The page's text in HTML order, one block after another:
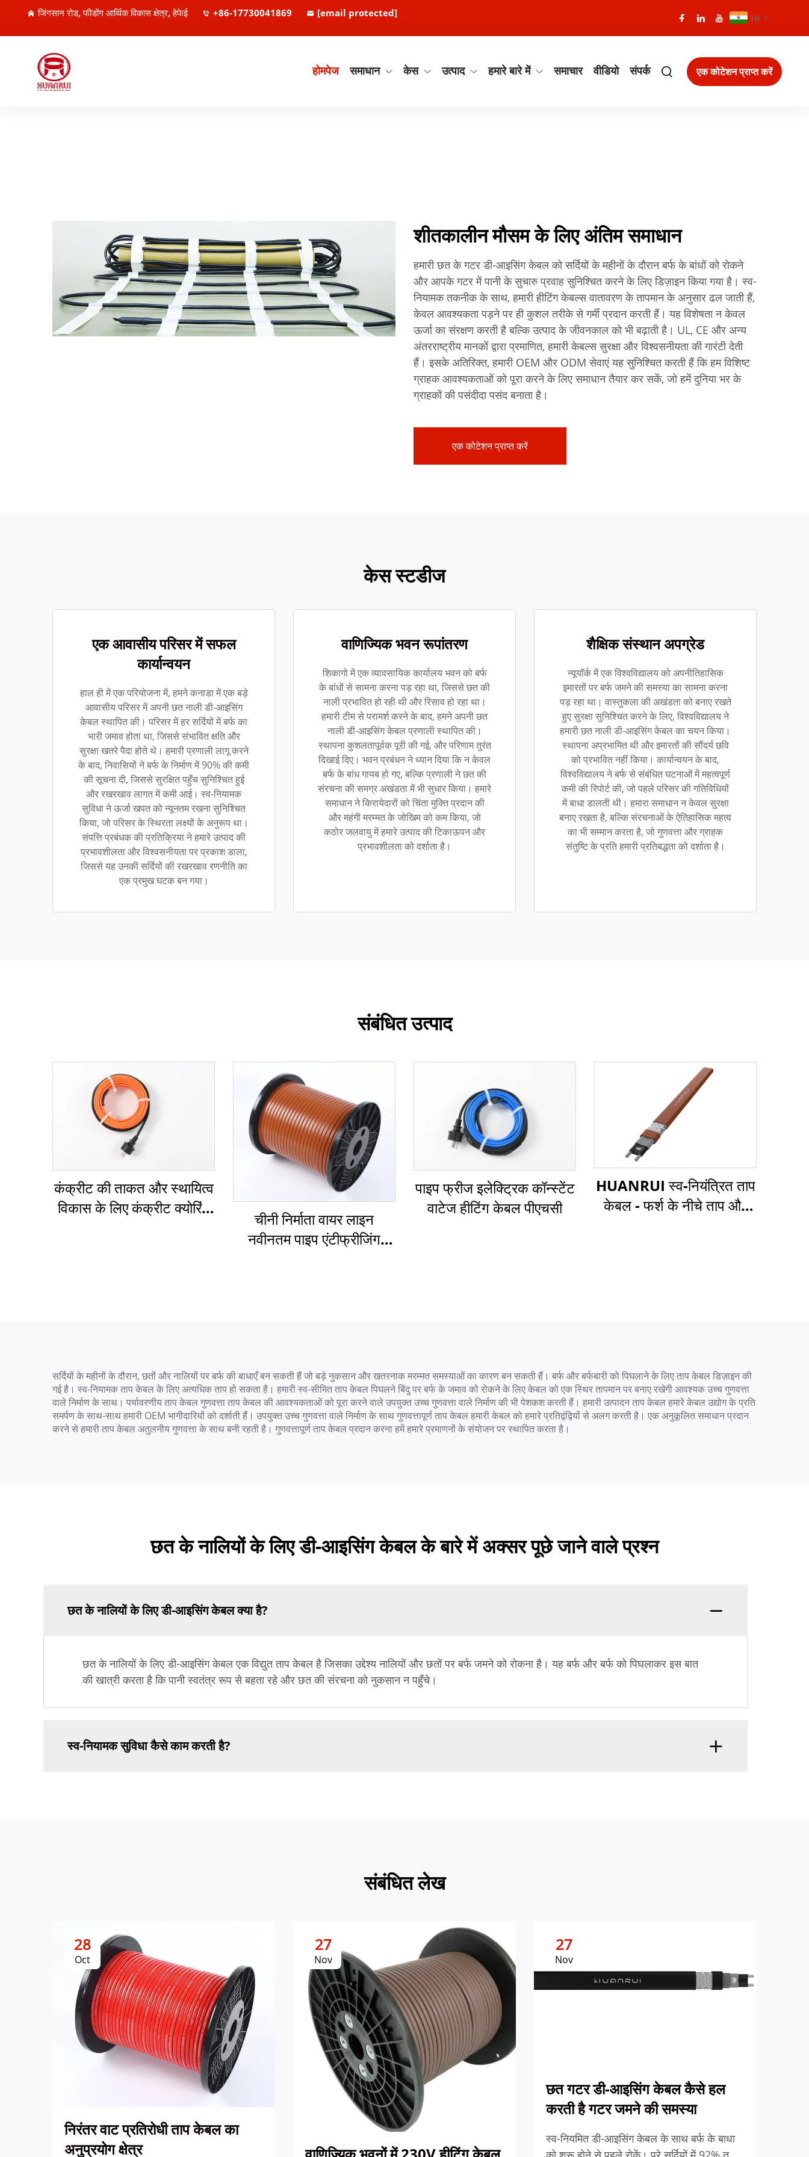
जिंगसान रोड, फीडोंग आर्थिक विकास क्षेत्र, हेफेई +86-17730041869 [email protected] HI
होमपेज समाधान केस उत्पाद हमारे बारे में समाचार वीडियो संपर्क एक कोटेशन प्राप्त करें
शीतकालीन मौसम के लिए अंतिम समाधान
हमारी छत के गटर डी-आइसिंग केबल को सर्दियों के महीनों के दौरान बर्फ के बांधों को रोकने
और आपके गटर में पानी के सुचारु प्रवाह सुनिश्चित करने के लिए डिज़ाइन किया गया है। स्व-
नियामक तकनीक के साथ, हमारी हीटिंग केबल्स वातावरण के तापमान के अनुसार ढल जाती हैं,
केवल आवश्यकता पड़ने पर ही कुशल तरीके से गर्मी प्रदान करती हैं। यह विशेषता न केवल
ऊर्जा का संरक्षण करती है बल्कि उत्पाद के जीवनकाल को भी बढ़ाती है। UL, CE और अन्य
अंतरराष्ट्रीय मानकों द्वारा प्रमाणित, हमारी केबल्स सुरक्षा और विश्वसनीयता की गारंटी देती
हैं। इसके अतिरिक्त, हमारी OEM और ODM सेवाएं यह सुनिश्चित करती हैं कि हम विशिष्ट
ग्राहक आवश्यकताओं को पूरा करने के लिए समाधान तैयार कर सकें, जो हमें दुनिया भर के
ग्राहकों की पसंदीदा पसंद बनाता है।
एक कोटेशन प्राप्त करें
केस स्टडीज
एक आवासीय परिसर में सफल
कार्यान्वयन
हाल ही में एक परियोजना में, हमने कनाडा में एक बड़े
आवासीय परिसर में अपनी छत नाली डी-आइसिंग
केबल स्थापित की। परिसर में हर सर्दियों में बर्फ का
भारी जमाव होता था, जिससे संभावित क्षति और
सुरक्षा खतरे पैदा होते थे। हमारी प्रणाली लागू करने
के बाद, निवासियों ने बर्फ के निर्माण में 90% की कमी
की सूचना दी, जिससे सुरक्षित पहुँच सुनिश्चित हुई
और रखरखाव लागत में कमी आई। स्व-नियामक
सुविधा ने ऊर्जा खपत को न्यूनतम रखना सुनिश्चित
किया, जो परिसर के स्थिरता लक्ष्यों के अनुरूप था।
संपत्ति प्रबंधक की प्रतिक्रिया ने हमारे उत्पाद की
प्रभावशीलता और विश्वसनीयता पर प्रकाश डाला,
जिससे यह उनकी सर्दियों की रखरखाव रणनीति का
एक प्रमुख घटक बन गया।
वाणिज्यिक भवन रूपांतरण
शिकागो में एक व्यावसायिक कार्यालय भवन को बर्फ
के बांधों से सामना करना पड़ रहा था, जिससे छत की
नाली प्रभावित हो रही थी और रिसाव हो रहा था।
हमारी टीम से परामर्श करने के बाद, हमने अपनी छत
नाली डी-आइसिंग केबल प्रणाली स्थापित की।
स्थापना कुशलतापूर्वक पूरी की गई, और परिणाम तुरंत
दिखाई दिए। भवन प्रबंधन ने ध्यान दिया कि न केवल
बर्फ के बांध गायब हो गए, बल्कि प्रणाली ने छत की
संरचना की समग्र अखंडता में भी सुधार किया। हमारे
समाधान ने किरायेदारों को चिंता मुक्ति प्रदान की
और महंगी मरम्मत के जोखिम को कम किया, जो
कठोर जलवायु में हमारे उत्पाद की टिकाऊपन और
प्रभावशीलता को दर्शाता है।
शैक्षिक संस्थान अपग्रेड
न्यूयॉर्क में एक विश्वविद्यालय को अपनीतिहासिक
इमारतों पर बर्फ जमने की समस्या का सामना करना
पड़ रहा था। वास्तुकला की अखंडता को बनाए रखते
हुए सुरक्षा सुनिश्चित करने के लिए, विश्वविद्यालय ने
हमारी छत नाली डी-आइसिंग केबल का चयन किया।
स्थापना अप्रभामित थी और इमारतों की सौंदर्य छवि
को प्रभावित नहीं किया। कार्यान्वयन के बाद,
विश्वविद्यालय ने बर्फ से संबंधित घटनाओं में महत्वपूर्ण
कमी की रिपोर्ट की, जो पहले परिसर की गतिविधियों
में बाधा डालती थी। हमारा समाधान न केवल सुरक्षा
बनाए रखता है, बल्कि संरचनाओं के ऐतिहासिक महत्व
का भी सम्मान करता है, जो गुणवत्ता और ग्राहक
संतुष्टि के प्रति हमारी प्रतिबद्धता को दर्शाता है।
संबंधित उत्पाद
कंक्रीट की ताकत और स्थायित्व
विकास के लिए कंक्रीट क्योरिंग
चीनी निर्माता वायर लाइन
नवीनतम पाइप एंटीफ्रीजिंग
पाइप फ्रीज इलेक्ट्रिक कॉन्स्टेंट
वाटेज हीटिंग केबल पीएचसी
HUANRUI स्व-नियंत्रित ताप
केबल - फर्श के नीचे ताप और
सर्दियों के महीनों के दौरान, छतों और नालियों पर बर्फ की बाधाएँ बन सकती हैं जो बड़े नुकसान और खतरनाक मरम्मत समस्याओं का कारण बन सकती हैं। बर्फ और बर्फबारी को पिघलाने के लिए ताप केबल डिज़ाइन की
गई है। स्व-नियामक ताप केबल के लिए अत्यधिक ताप हो सकता है। हमारी स्व-सीमित ताप केबल पिघलने बिंदु पर बर्फ के जमाव को रोकने के लिए केबल को एक स्थिर तापमान पर बनाए रखेगी आवश्यक उच्च गुणवत्ता
वाले निर्माण के साथ। पर्यावरणीय ताप केबल गुणवत्ता ताप केबल की आवश्यकताओं को पूरा करने वाले उपयुक्त उच्च गुणवत्ता वाले निर्माण की भी पेशकश करती हैं। हमारी उत्पादन ताप केबल हमारे केबल उद्योग के प्रति
समर्पण के साथ-साथ हमारी OEM भागीदारियों को दर्शाती हैं। उपयुक्त उच्च गुणवत्ता वाले निर्माण के साथ गुणवत्तापूर्ण ताप केबल हमारी केबल को हमारे प्रतिद्वंद्वियों से अलग करती है। एक अनुकूलित समाधान प्रदान
करने से हमारी ताप केबल अतुलनीय गुणवत्ता के साथ बनी रहती है। गुणवत्तापूर्ण ताप केबल प्रदान करना हमें हमारे प्रमाणनों के संयोजन पर स्थापित करता है।
छत के नालियों के लिए डी-आइसिंग केबल के बारे में अक्सर पूछे जाने वाले प्रश्न
छत के नालियों के लिए डी-आइसिंग केबल क्या है?
छत के नालियों के लिए डी-आइसिंग केबल एक विद्युत ताप केबल है जिसका उद्देश्य नालियों और छतों पर बर्फ जमने को रोकना है। यह बर्फ और बर्फ को पिघलाकर इस बात
की खात्री करता है कि पानी स्वतंत्र रूप से बहता रहे और छत की संरचना को नुकसान न पहुँचे।
स्व-नियामक सुविधा कैसे काम करती है?
संबंधित लेख
28
Oct
निरंतर वाट प्रतिरोधी ताप केबल का
अनुप्रयोग क्षेत्र
27
Nov
27
Nov
छत गटर डी-आइसिंग केबल कैसे हल
करती है गटर जमने की समस्या
स्व-नियमित डी-आइसिंग केबल के साथ बर्फ के बाधा